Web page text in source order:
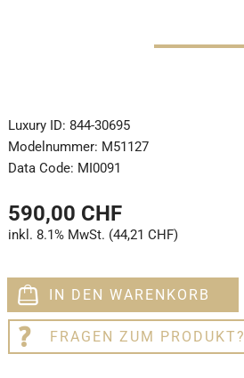
Luxury ID: 844-30695
Modelnummer: M51127
Data Code: MI0091
590,00 CHF
inkl. 8.1% MwSt. (44,21 CHF)
IN DEN WARENKORB
FRAGEN ZUM PRODUKT?